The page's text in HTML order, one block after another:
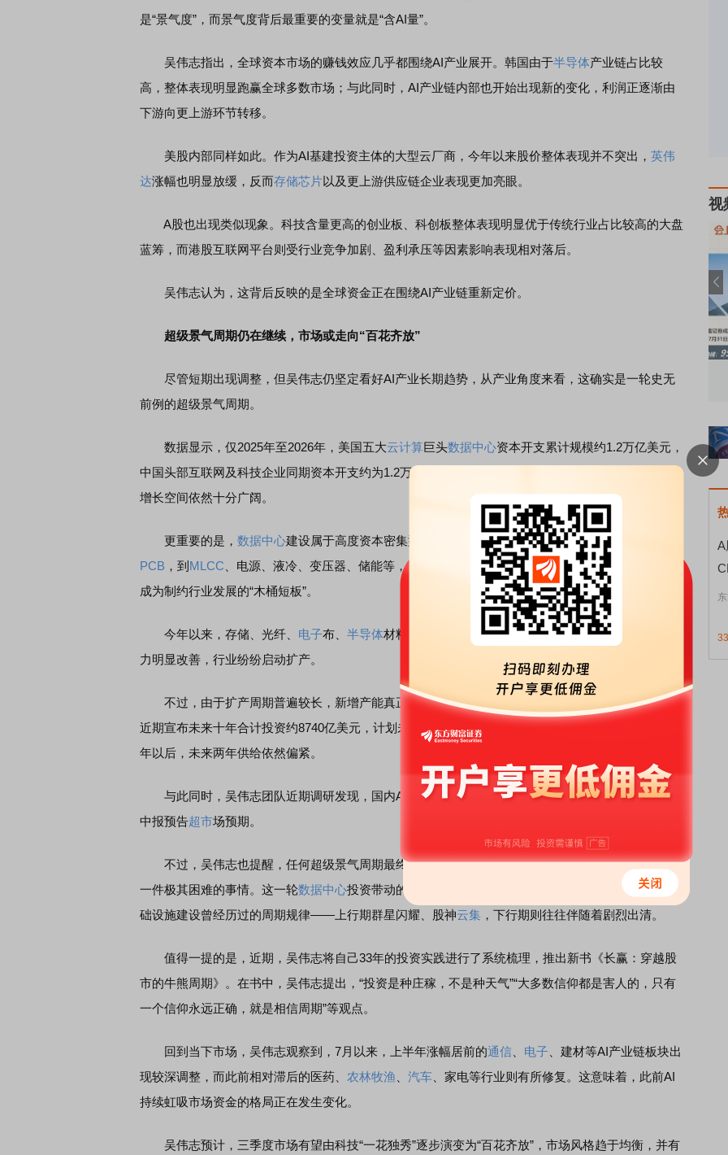
是“景气度”，而景气度背后最重要的变量就是“含AI量”。
吴伟志指出，全球资本市场的赚钱效应几乎都围绕AI产业展开。韩国由于半导体产业链占比较
高，整体表现明显跑赢全球多数市场；与此同时，AI产业链内部也开始出现新的变化，利润正逐渐由
下游向更上游环节转移。
美股内部同样如此。作为AI基建投资主体的大型云厂商，今年以来股价整体表现并不突出， 英伟
达涨幅也明显放缓，反而存储芯片以及更上游供应链企业表现更加亮眼。
A股也出现类似现象。科技含量更高的创业板、科创板整体表现明显优于传统行业占比较高的大盘
蓝筹，而港股互联网平台则受行业竞争加剧、盈利承压等因素影响表现相对落后。
吴伟志认为，这背后反映的是全球资金正在围绕AI产业链重新定价。
超级景气周期仍在继续，市场或走向“百花齐放”
尽管短期出现调整，但吴伟志仍坚定看好AI产业长期趋势，从产业角度来看，这确实是一轮史无
前例的超级景气周期。
数据显示，仅2025年至2026年，美国五大云计算巨头数据中心资本开支累计规模约1.2万亿美元，
中国头部互联网及科技企业同期资本开支约为1.2万亿元人民币。按照目前
增长空间依然十分广阔。
更重要的是， 数据中心建设属于高度资本密集型工程。从GPU、HBM、高速光模块、光纤、
PCB ，到 MLCC 、电源、液冷、变压器、储能等，上下游涉及众多关键零部件，任何一个环节都可能
成为制约行业发展的“木桶短板”。
今年以来，存储、光纤、 电子布、 半导体材料、
等多个细分领域价格持续上涨，企业盈利能
力明显改善，行业纷纷启动扩产。
不过，由于扩产周期普遍较长，新增产能真正释放仍需时间。以三星和
为例，两家公司
近期宣布未来十年合计投资约8740亿美元，计划未来五年实现产能翻番，但新增产能主要集中于2028
年以后，未来两年供给依然偏紧。
与此同时，吴伟志团队近期调研发现，国内AI硬件产业链景气度依旧较高，部分存储、光纤企业
中报预告超市场预期。
不过，吴伟志也提醒，任何超级景气周期最终都会经历繁荣与调整，探寻真正的行业拐点始终是
一件极其困难的事情。这一轮数据中心投资带动的硬件高景气投资主题，最终也难逃2000年互联网基
础设施建设曾经历过的周期规律——上行期群星闪耀、股神云集 ，下行期则往往伴随着剧烈出清。
值得一提的是，近期，吴伟志将自己33年的投资实践进行了系统梳理，推出新书《长赢：穿越股
市的牛熊周期》。在书中，吴伟志提出，“投资是种庄稼，不是种天气”“大多数信仰都是害人的，只有
一个信仰永远正确，就是相信周期”等观点。
回到当下市场，吴伟志观察到，7月以来，上半年涨幅居前的通信 电子 、建材等AI产业链板块出
现较深调整，而此前相对滞后的医药、 农林牧渔 汽车 、家电等行业则有所修复。这意味着，此前AI
持续虹吸市场资金的格局正在发生变化。
吴伟志预计，三季度市场有望由科技“一花独秀”逐步演变为“百花齐放”，市场风格趋于均衡，并有
视
连线｜东方财富证券陈果：A股再平衡的
债券知识通识：从基础认知到特色品种 了解北交所知识 做理性投资者
A